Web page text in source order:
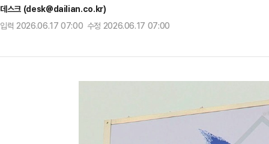
데스크 (desk@dailian.co.kr)
입력 2026.06.17 07:00 수정 2026.06.17 07:00